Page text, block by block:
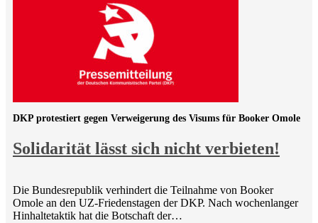
Solidarität lässt sich nicht verbieten!
DKP protestiert gegen Verweigerung des Visums für Booker Omole
Die Bundesrepublik verhindert die Teilnahme von Booker
Omole an den UZ-Friedenstagen der DKP. Nach wochenlanger
Hinhaltetaktik hat die Botschaft der…